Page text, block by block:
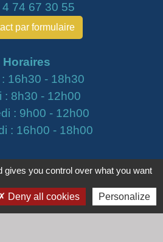
4 74 67 30 55
par formulaire
Horaires
16h30 - 18h30
: 8h30 - 12h00
: 9h00 - 12h00
: 16h00 - 18h00
Liens
gives you control over what you want
Deny all cookies Personalize